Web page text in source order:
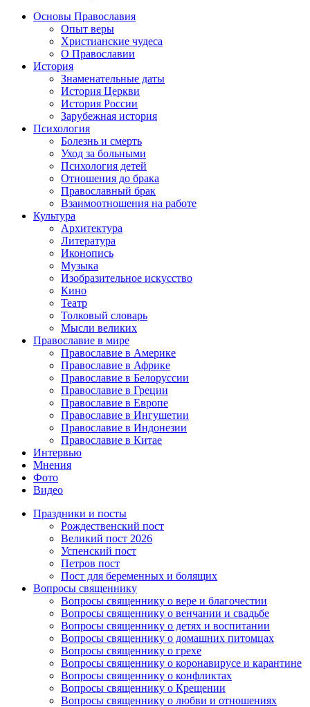
Основы Православия
Опыт веры
Христианские чудеса
О Православии
История
Знаменательные даты
История Церкви
История России
Зарубежная история
Психология
Болезнь и смерть
Уход за больными
Психология детей
Отношения до брака
Православный брак
Взаимоотношения на работе
Культура
Архитектура
Литература
Иконопись
Музыка
Изобразительное искусство
Кино
Театр
Толковый словарь
Мысли великих
Православие в мире
Православие в Америке
Православие в Африке
Православие в Белоруссии
Православие в Греции
Православие в Европе
Православие в Ингушетии
Православие в Индонезии
Православие в Китае
Интервью
Мнения
Фото
Видео
Праздники и посты
Рождественский пост
Великий пост 2026
Успенский пост
Петров пост
Пост для беременных и болящих
Вопросы священнику
Вопросы священнику о вере и благочестии
Вопросы священнику о венчании и свадьбе
Вопросы священнику о детях и воспитании
Вопросы священнику о домашних питомцах
Вопросы священнику о грехе
Вопросы священнику о коронавирусе и карантине
Вопросы священнику о конфликтах
Вопросы священнику о Крещении
Вопросы священнику о любви и отношениях